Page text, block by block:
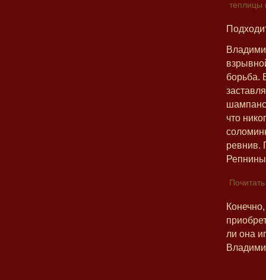
теплицы
борьба.
что
ревнив.
ли она